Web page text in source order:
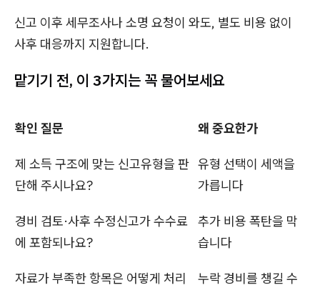
신고 이후 세무조사나 소명 요청이 와도, 별도 비용 없이
사후 대응까지 지원합니다.
맡기기 전, 이 3가지는 꼭 물어보세요
확인 질문 왜 중요한가
제 소득 구조에 맞는 신고유형을 판
단해 주시나요?
유형 선택이 세액을
가릅니다
경비 검토·사후 수정신고가 수수료
에 포함되나요?
추가 비용 폭탄을 막
습니다
자료가 부족한 항목은 어떻게 처리
누락 경비를 챙길 수